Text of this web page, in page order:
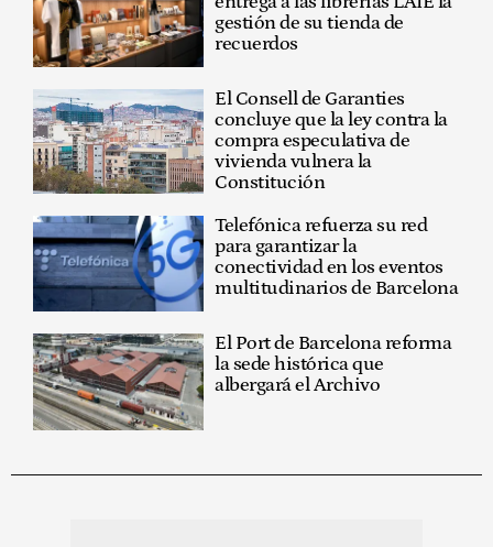
gestión de su tienda de
recuerdos
El Consell de Garanties
concluye que la ley contra la
compra especulativa de
vivienda vulnera la
Constitución
Telefónica refuerza su red
para garantizar la
conectividad en los eventos
multitudinarios de Barcelona
El Port de Barcelona reforma
la sede histórica que
albergará el Archivo